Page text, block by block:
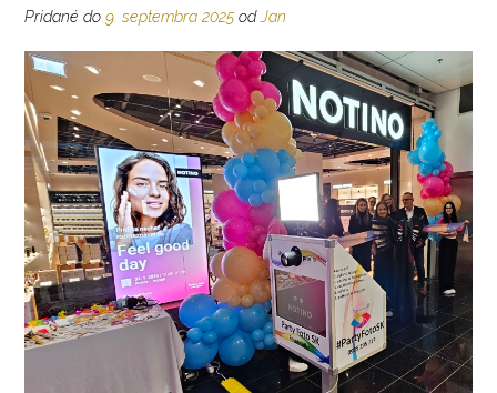
Pridané do 9. septembra 2025od Jan